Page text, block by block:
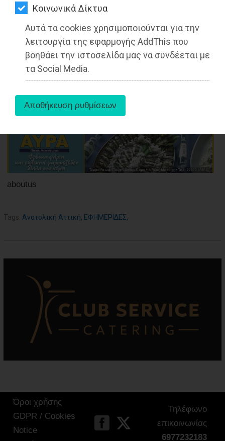
Kοινωνικά Δίκτυα
Αυτά τα cookies χρησιμοποιούνται για την
λειτουργία της εφαρμογής AddThis που
βοηθάει την ιστοσελίδα μας να συνδέεται με
τα Social Media.
ΨΙΘΥΡΟΙ
ΑΠΟΣΤΟΛΗ
ΑΡΘΡΩΝ
ΑΤΤΙΚΗΣ
Διαβάστηκε 4163 φορές
18-06-2022
Από τoν Γιάννη Κοντογεώργο
Δημοσιογράφο (ΕΔΙΠΤ) - Εκδότη
aboutus
Tags: Ανατολική Αττική, ΕΦΗΜΕΡΙΔΕΣ,
Όροι χρήσης
GDPR / Cookies
Notice
Τηλέφωνο
επικοινωνίας
6977232183